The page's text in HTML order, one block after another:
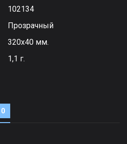
102134
Прозрачный
320х40 мм.
1,1 г.
0